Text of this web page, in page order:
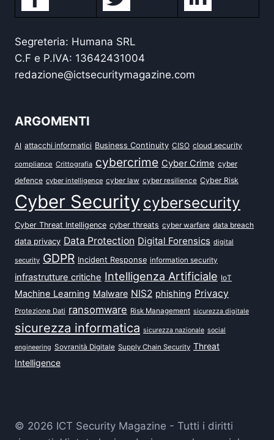
Segreteria: Humana SRL
C.F e P.IVA: 13642431004
redazione@ictsecuritymagazine.com
ARGOMENTI
AI attacchi informatici Business Continuity CISO cloud security
compliance Crittografia cybercrime Cyber Crime cyber
defence cyber intelligence cyber law cyber resilience Cyber Risk
Cyber Security cybersecurity
Cyber Threat Intelligence cyber threats cyber warfare data breach
data privacy Data Protection Digital Forensics digital
security GDPR Incident Response information security
infrastrutture critiche Intelligenza Artificiale IoT
Machine Learning Malware NIS2 phishing Privacy
Protezione Dati ransomware Risk Management sicurezza digitale
sicurezza informatica sicurezza nazionale social
engineering Sovranità Digitale Supply Chain Security Threat
Intelligence
© 2026 ICT Security Magazine - Tutti i diritti